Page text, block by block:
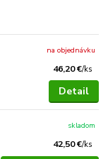
46,20 €/ks
na objednávku
Detail
42,50 €/ks
skladom